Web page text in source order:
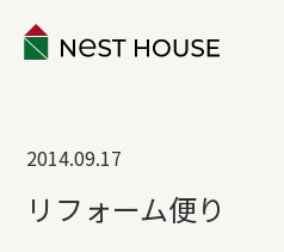
ABOUT
2014.09.17
リフォーム便り